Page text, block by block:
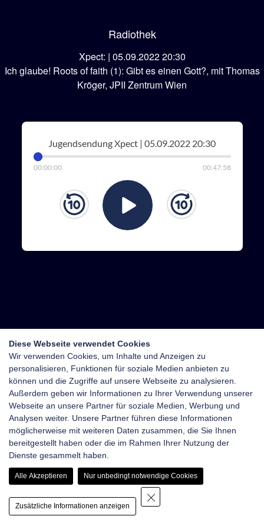
Radiothek
Xpect: | 05.09.2022 20:30
Ich glaube! Roots of faith (1): Gibt es einen Gott?, mit Thomas
Kröger, JPII Zentrum Wien
Jugendsendung Xpect | 05.09.2022 20:30
00:00:00 00:47:58
Diese Webseite verwendet Cookies
Wir verwenden Cookies, um Inhalte und Anzeigen zu
personalisieren, Funktionen für soziale Medien anbieten zu
können und die Zugriffe auf unsere Webseite zu analysieren.
Außerdem geben wir Informationen zu Ihrer Verwendung unserer
Webseite an unsere Partner für soziale Medien, Werbung und
Analysen weiter. Unsere Partner führen diese Informationen
möglicherweise mit weiteren Daten zusammen, die Sie Ihnen
bereitgestellt haben oder die im Rahmen Ihrer Nutzung der
Dienste gesammelt haben.
Alle Akzeptieren Nur unbedingt notwendige Cookies
Zusätzliche Informationen anzeigen